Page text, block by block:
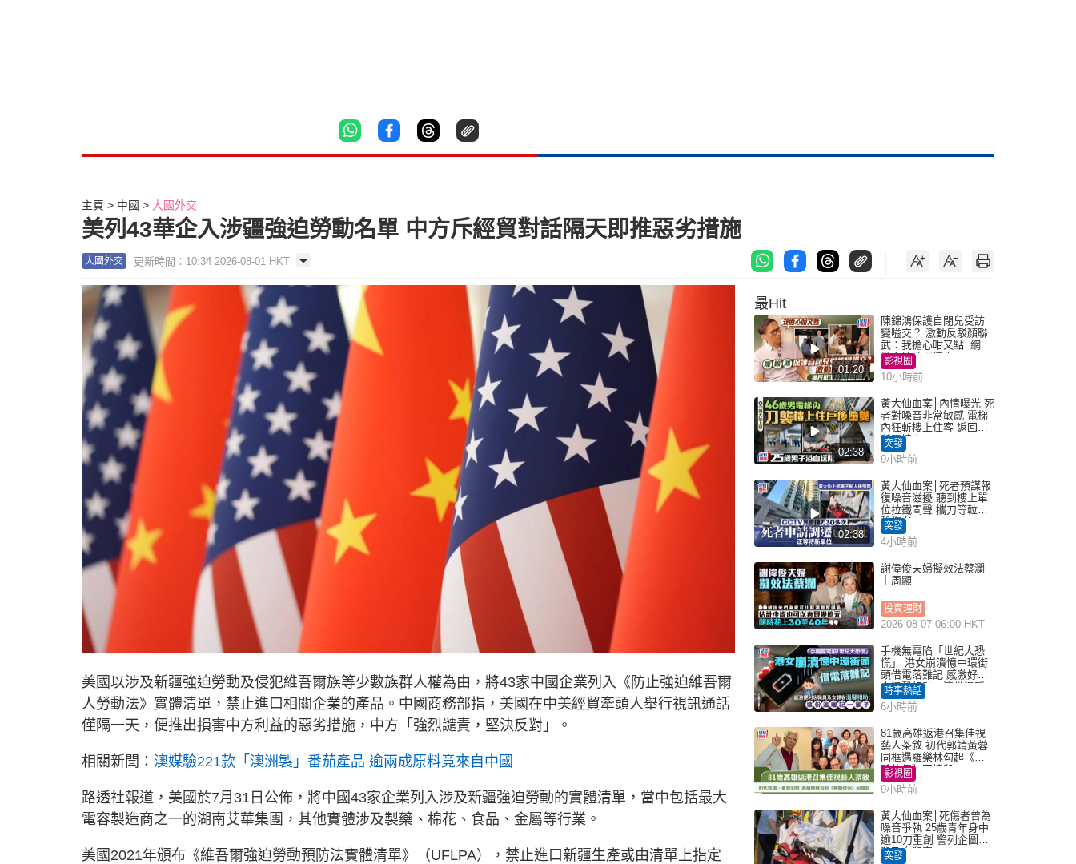
主頁 中國 大國外交
美列43華企入涉疆強迫勞動名單 中方斥經貿對話隔天即推惡劣措施
大國外交 更新時間：10:34 2026-08-01 HKT
美國以涉及新疆強迫勞動及侵犯維吾爾族等少數族群人權為由，將43家中國企業列入《防止強迫維吾爾
人勞動法》實體清單，禁止進口相關企業的產品。中國商務部指，美國在中美經貿牽頭人舉行視訊通話
僅隔一天，便推出損害中方利益的惡劣措施，中方「強烈譴責，堅決反對」。
相關新聞： 澳媒驗221款「澳洲製」番茄產品 逾兩成原料竟來自中國
路透社報道，美國於7月31日公佈，將中國43家企業列入涉及新疆強迫勞動的實體清單，當中包括最大
電容製造商之一的湖南艾華集團，其他實體涉及製藥、棉花、食品、金屬等行業。
美國2021年頒布《維吾爾強迫勞動預防法實體清單》（UFLPA），禁止進口新疆生產或由清單上指定
最Hit
01:20
陳錦鴻保護自閉兒受訪
變嗌交？ 激動反駁顏聯
武：我擔心咁又點 網民
批主持咄咄逼人
影視圈
10小時前
02:38
黃大仙血案│內情曝光 死
者對噪音非常敏感 電梯
內狂斬樓上住客 返回住
所墮樓亡
突發
9小時前
02:38
黃大仙血案│死者預謀報
復噪音滋擾 聽到樓上單
位拉鐵閘聲 攜刀等𨋢伏
擊傷者
突發
4小時前
謝偉俊夫婦擬效法蔡瀾
｜周顯
投資理財
2026-08-07 06:00 HKT
手機無電陷「世紀大恐
慌」 港女崩潰憶中環街
頭借電落難記 感激好心
人溫馨相助：這份溫暖
記一輩子｜Juicy叮
時事熱話
6小時前
81歲高雄返港召集佳視
藝人茶敘 初代郭靖黃蓉
同框遇羅樂林勾起《神
鵰俠侶》回憶殺
影視圈
9小時前
黃大仙血案│死傷者曾為
噪音爭執 25歲青年身中
逾10刀重創 警列企圖謀
殺及自殺案
突發